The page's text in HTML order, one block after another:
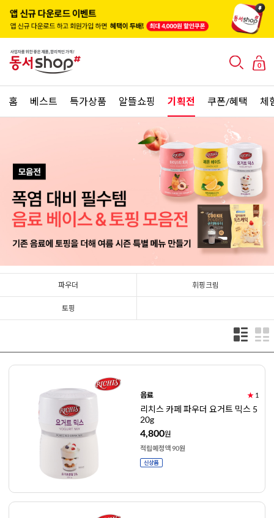
0
홈 베스트 특가상품 알뜰쇼핑 기획전 쿠폰/혜택 체
파우더 휘핑크림
토핑
음료 ★ 1
리치스 카페 파우더 요거트 믹스 5
20g
4,800원
적립예정액 90원